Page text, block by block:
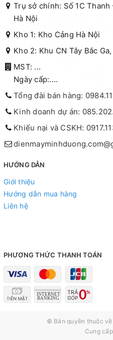
Trụ sở chính: Số 1C
Hà Nội
Kho 1: Kho Cảng Hà Nội
Kho 2: Khu CN Tây Bắc
MST: ...
Ngày cấp:....
Tổng đài bán hàng:
Kinh doanh dự án:
Khiếu nại và CSKH:
HƯỚNG DẪN
Giới thiệu
Hướng dẫn mua hàng
Liên hệ
PHƯƠNG THỨC THANH TOÁN
© Bản quyền thuộc về
Cung